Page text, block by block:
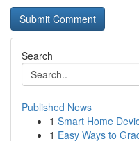
Search
Published News
1 Smart Home
1 Easy Ways to